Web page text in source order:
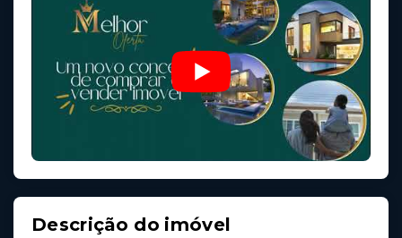
Descrição do imóvel